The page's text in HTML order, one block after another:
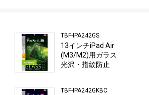
TBF-IPA242GS
13インチiPad Air
(M3/M2)用ガラス
光沢・指紋防止
TBF-IPA242GKBC